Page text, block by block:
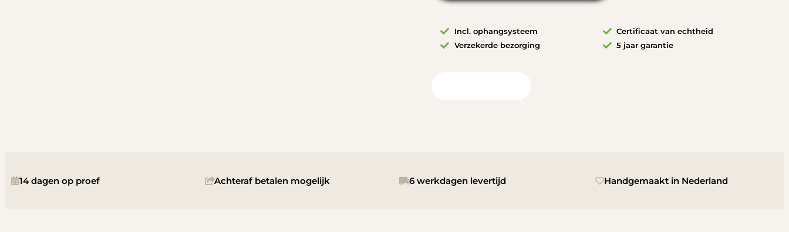
Incl. ophangsysteem
Verzekerde bezorging
Certificaat van echtheid
5 jaar garantie
14 dagen op proef Achteraf betalen mogelijk 6 werkdagen levertijd Handgemaakt in Nederland